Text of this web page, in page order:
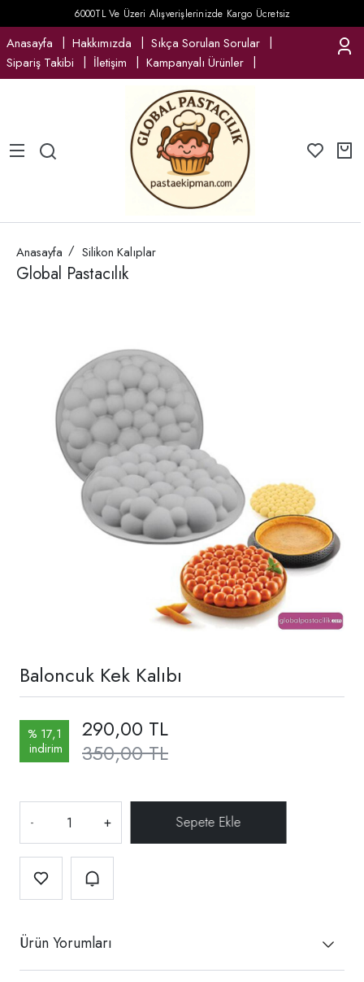
6000TL Ve Üzeri Alışverişlerinizde Kargo Ücretsiz
Anasayfa Hakkımızda
Sıkça Sorulan Sorular
Sipariş Takibi
İletişim Kampanyalı Ürünler
Anasayfa Silikon Kalıplar
Global Pastacılık
Baloncuk Kek Kalıbı
% 17,1
indirim
350,00 TL
290,00 TL
- +
Ürün Yorumları